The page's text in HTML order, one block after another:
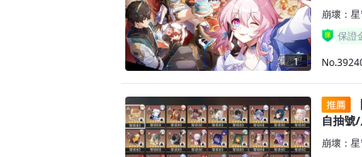
1
崩壞：
保證
自抽號
崩壞：